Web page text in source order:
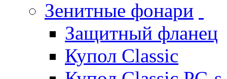
Зенитные фонари
Защитный фланец
Купол Classic